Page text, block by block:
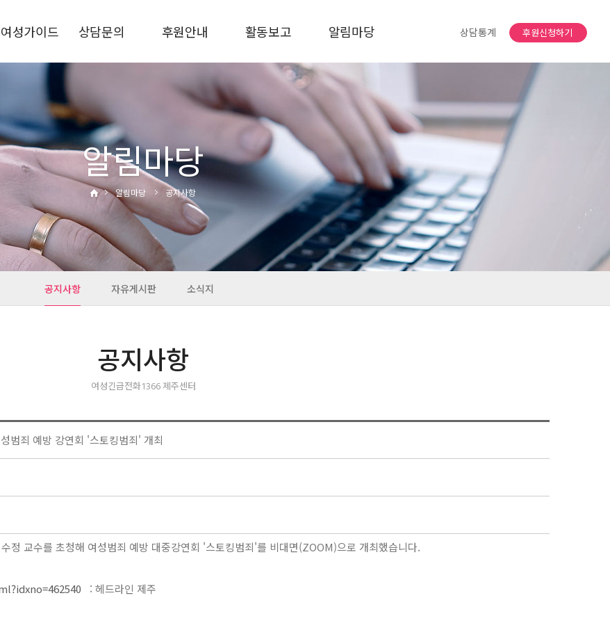
상담통계 후원신청하기
성가이드
교제폭력
력·성희롱
매·성착취
지털성범죄
관련기관
상담문의
비공개상담
자주하는질문
후원안내
후원신청
후원금사용결과
활동보고
상담통계
사업보고
활동사진
알림마당
공지사항
자유게시판
소식지
알림마당
알림마당 공지사항
공지사항 자유게시판 소식지
공지사항
여성긴급전화1366 제주센터
범죄 예방 강연회 '스토킹범죄' 개최
정 교수를 초청해 여성범죄 예방 대중강연회 '스토킹범죄'를 비대면(ZOOM)으로 개최했습니다.
: 헤드라인 제주